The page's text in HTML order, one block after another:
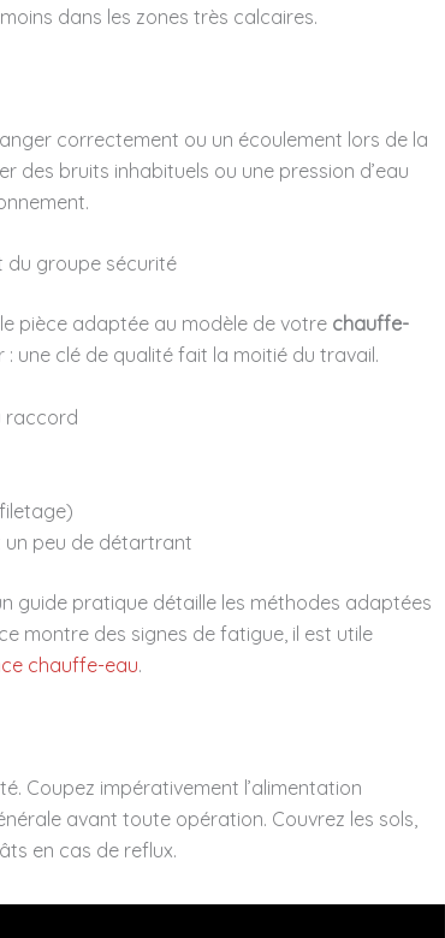
dans les zones très calcaires.
correctement ou un écoulement lors de la
des bruits inhabituels ou une pression d’eau
du groupe sécurité
pièce adaptée au modèle de votre chauffe-
une clé de qualité fait la moitié du travail.
raccord
un peu de détartrant
guide pratique détaille les méthodes adaptées
montre des signes de fatigue, il est utile
chauffe-eau.
Coupez impérativement l’alimentation
avant toute opération. Couvrez les sols,
en cas de reflux.